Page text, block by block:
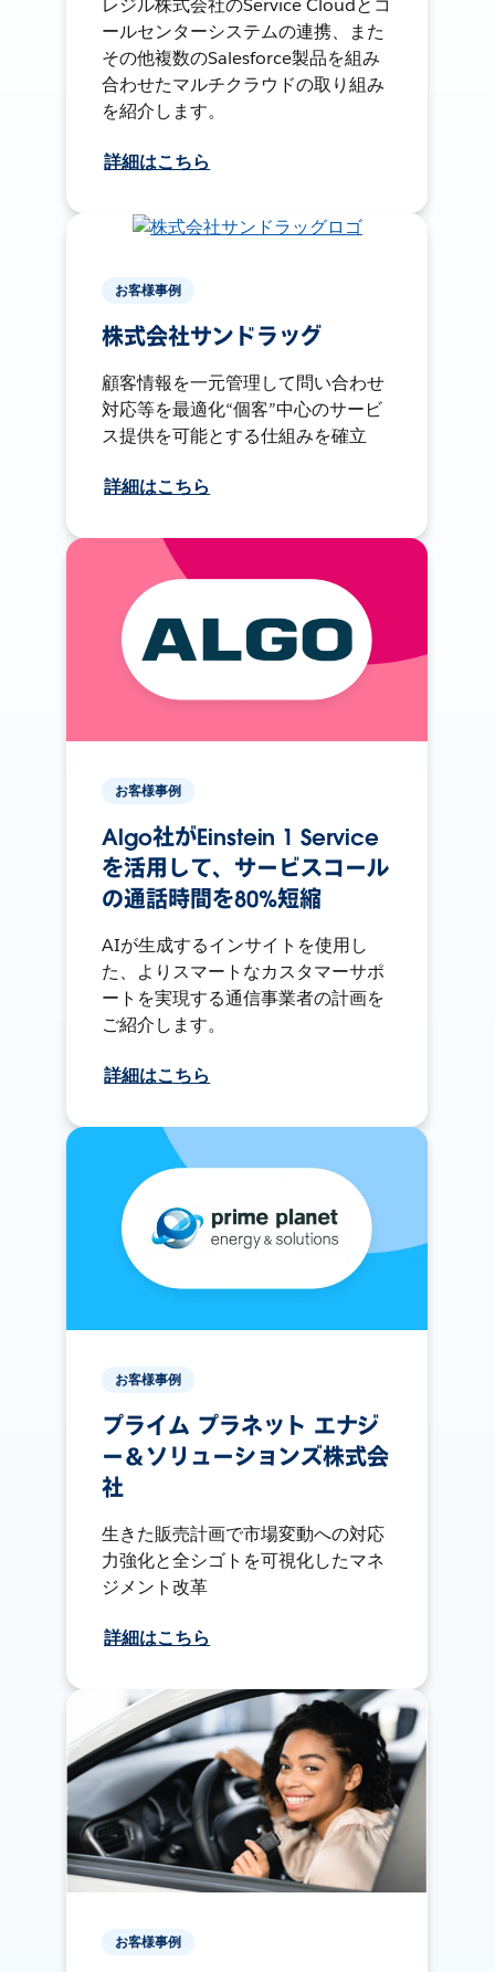
レジル株式会社のService Cloudとコ
ールセンターシステムの連携、また
その他複数のSalesforce製品を組み
合わせたマルチクラウドの取り組み
を紹介します。
詳細はこちら
お客様事例
株式会社サンドラッグ
顧客情報を一元管理して問い合わせ
対応等を最適化“個客”中心のサービ
ス提供を可能とする仕組みを確立
詳細はこちら
お客様事例
Algo社がEinstein 1 Service
を活用して、サービスコール
の通話時間を80%短縮
AIが生成するインサイトを使用し
た、よりスマートなカスタマーサポ
ートを実現する通信事業者の計画を
ご紹介します。
詳細はこちら
お客様事例
プライム プラネット エナジ
ー＆ソリューションズ株式会
社
生きた販売計画で市場変動への対応
力強化と全シゴトを可視化したマネ
ジメント改革
詳細はこちら
お客様事例